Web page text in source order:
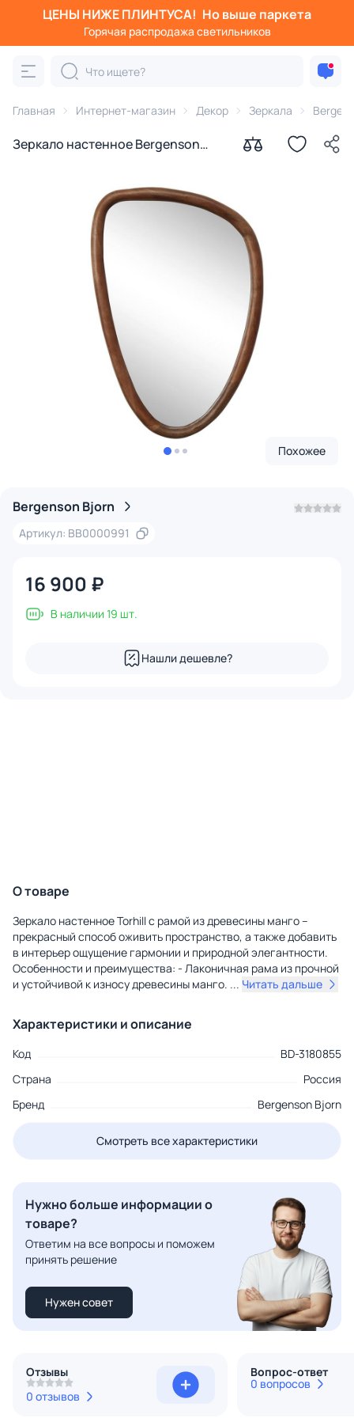
ЦЕНЫ НИЖЕ ПЛИНТУСА! Но выше паркета
Горячая распродажа светильников
Главная Интернет-магазин Декор Зеркала
Зеркало настенное Bergenson
Похожее
Bergenson Bjorn
Артикул: BB0000991
16 900 ₽
В наличии 19 шт.
Нашли дешевле?
О товаре
Зеркало настенное Torhill с рамой из древесины манго –
прекрасный способ оживить пространство, а также добавить
в интерьер ощущение гармонии и природной элегантности.
Особенности и преимущества: - Лаконичная рама из прочной
и устойчивой к износу древесины манго. ... Читать дальше
Характеристики и описание
Код
BD-3180855
Страна
Россия
Бренд
Bergenson Bjorn
Смотреть все характеристики
Нужно больше информации о
товаре?
Ответим на все вопросы и поможем
принять решение
Нужен совет
Отзывы
0 отзывов
Вопрос-ответ
0 вопросов